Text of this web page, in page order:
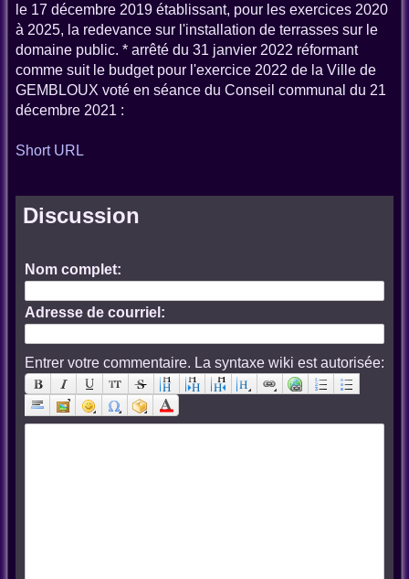
le 17 décembre 2019 établissant, pour les exercices 2020
à 2025, la redevance sur l'installation de terrasses sur le
domaine public. * arrêté du 31 janvier 2022 réformant
comme suit le budget pour l'exercice 2022 de la Ville de
GEMBLOUX voté en séance du Conseil communal du 21
décembre 2021 :
Short URL
Discussion
Nom complet:
Adresse de courriel:
Entrer votre commentaire. La syntaxe wiki est autorisée: